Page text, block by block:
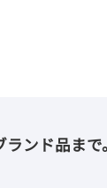
ランド品まで